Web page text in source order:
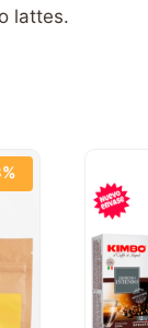
lattes.